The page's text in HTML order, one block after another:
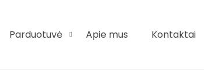
Parduotuvė Apie mus Kontaktai